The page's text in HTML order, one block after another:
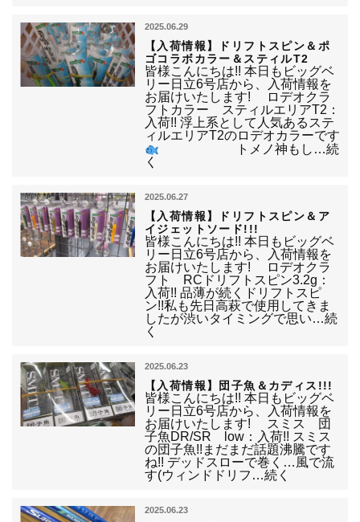
2025.06.29
【入荷情報】ドリフトスピン＆ポ
ゴコラボカラー＆スティルT2
皆様こんにちは!! 本日もビッグベ
リー日立6号店から、入荷情報を
お届けいたします! ロデオクラ
フトカラー スティルエリアT2：
入荷!! 浮上系として人気あるステ
ィルエリアT2のロデオカラーです
トメノ神もし…続
く
2025.06.27
【入荷情報】ドリフトスピン＆ア
イジェットソード!!!
皆様こんにちは!! 本日もビッグベ
リー日立6号店から、入荷情報を
お届けいたします! ロデオクラ
フト RCドリフトスピン3.2g：
入荷!! 品薄が続くドリフトスピ
ン!!私も先日高萩で使用してきま
したが渋いタイミングで思い…続
く
2025.06.23
【入荷情報】団子魚＆カディス!!!
皆様こんにちは!! 本日もビッグベ
リー日立6号店から、入荷情報を
お届けいたします! スミス 団
子魚DR/SR low：入荷!! スミス
の団子魚!!まだまだ話題沸騰です
ね!! デッドスローで巻く…風で流
す(ウィンドドリフ…続く
2025.06.23